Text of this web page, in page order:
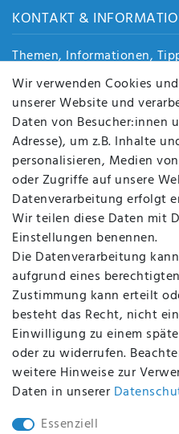
KONTAKT &
Themen, Informationen,
Jobs
Über uns
Kontakt
Datenschutz
AGB
FAQ
Batterieentsorgung
Altölverordnung
Impressum
BEQUEM UND SICHER
BEI UNS SIND SIE SICHER!
Wir verwenden Cookies
unserer Website und
Daten von Besucher:innen
Adresse), um z.B. Inhalte
personalisieren, Medien
oder Zugriffe auf unsere
Datenverarbeitung erfolgt
Wir teilen diese Daten mit
Einstellungen benennen.
Die Datenverarbeitung
aufgrund eines
Zustimmung kann erteilt
besteht das Recht, nicht
Einwilligung zu einem
oder zu widerrufen.
weitere Hinweise zur
Daten in unserer
Essenziell